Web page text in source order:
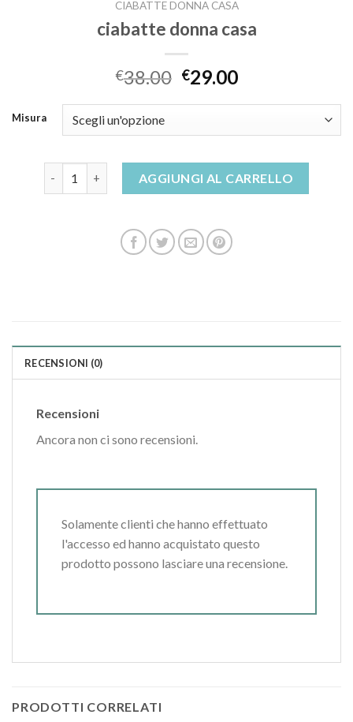
CIABATTE DONNA CASA
ciabatte donna casa
€38.00 €29.00
Misura
AGGIUNGI AL CARRELLO
RECENSIONI (0)
Recensioni
Ancora non ci sono recensioni.
Solamente clienti che hanno effettuato
l'accesso ed hanno acquistato questo
prodotto possono lasciare una recensione.
PRODOTTI CORRELATI